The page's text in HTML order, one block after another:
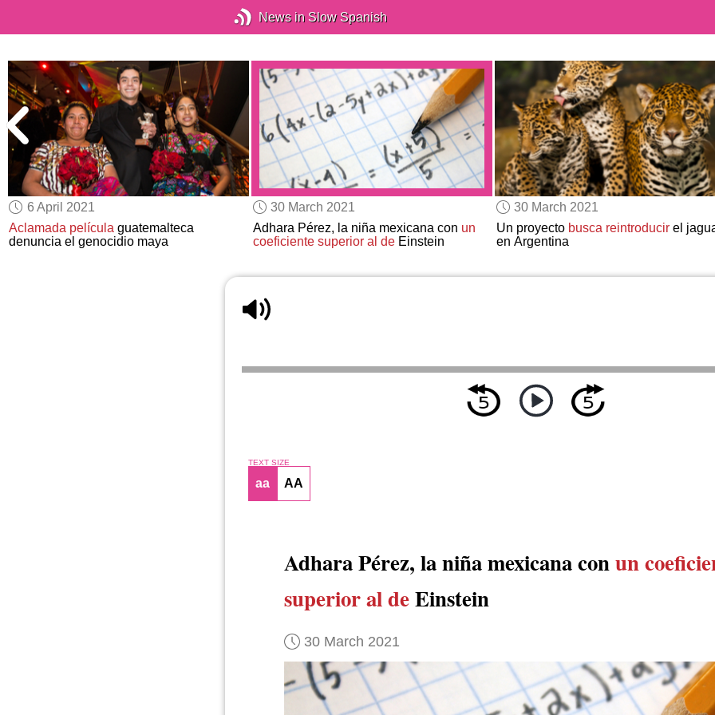
News in Slow Spanish
6 April 2021
Aclamada película guatemalteca
denuncia el genocidio maya
30 March 2021
Adhara Pérez, la niña mexicana con un
coeficiente superior al deEinstein
30 March 2021
Un proyecto busca reintroducirel
en Argentina
TEXT SIZE
aa AA
Adhara Pérez, la niña mexicana conun
superior al deEinstein
30 March 2021